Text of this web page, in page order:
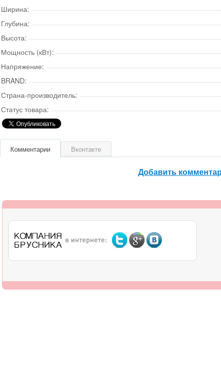
Ширина:
Глубина:
Высота:
Мощность (кВт):
Напряжение:
BRAND:
Страна-производитель:
Статус товара:
Комментарии Вконтакте
Добавить